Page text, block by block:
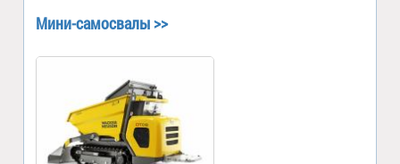
Мини-самосвалы >>